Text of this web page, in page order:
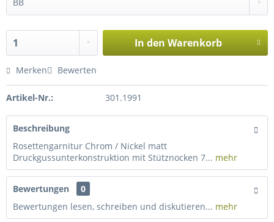
In den Warenkorb
Merken Bewerten
Artikel-Nr.: 301.1991
Beschreibung
Rosettengarnitur Chrom / Nickel matt
Druckgussunterkonstruktion mit Stütznocken 7... mehr
Bewertungen
0
Bewertungen lesen, schreiben und diskutieren... mehr